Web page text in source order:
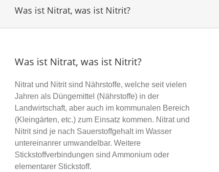
Was ist Nitrat, was ist Nitrit?
Was ist Nitrat, was ist Nitrit?
Nitrat und Nitrit sind Nährstoffe, welche seit vielen
Jahren als Düngemittel (Nährstoffe) in der
Landwirtschaft, aber auch im kommunalen Bereich
(Kleingärten, etc.) zum Einsatz kommen. Nitrat und
Nitrit sind je nach Sauerstoffgehalt im Wasser
untereinanrer umwandelbar. Weitere
Stickstoffverbindungen sind Ammonium oder
elementarer Stickstoff.